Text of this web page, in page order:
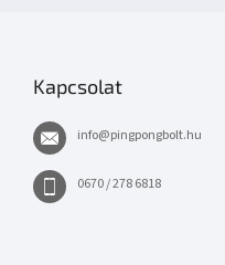
Kapcsolat
info@pingpongbolt.hu
0670 / 278 6818